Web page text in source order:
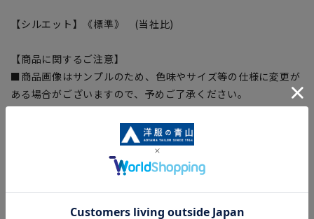
【シルエット】《標準》 (当社比)
【商品に関するご注意】
■商品画像はサンプルのため、色味やサイズ等の仕様に変更が
ある場合がございますので、予めご了承ください。
■ゆとり感には個人差があります。サイズ表を確認の上、ご購
入の目安としてご利用ください。
■生地や仕様・デザインにより、着用感や実際のサイズ表に若
干の誤差が生じる場合がございます。予めご了承ください。
商品もございます。